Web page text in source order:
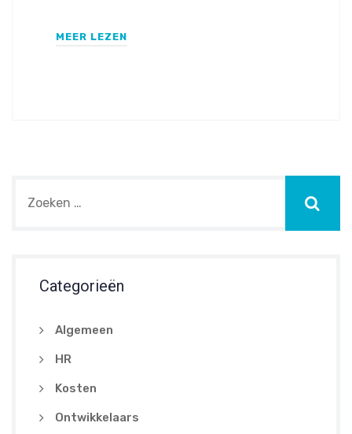
MEER LEZEN
Categorieën
Algemeen
HR
Kosten
Ontwikkelaars